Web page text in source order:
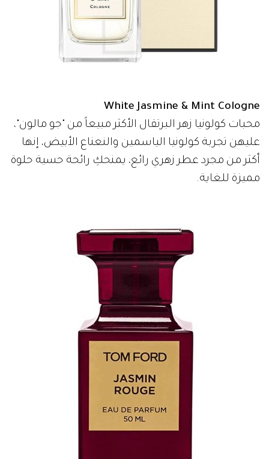
White Jasmine & Mint Cologne
محبات كولونيا زهر البرتقال الأكثر مبيعاً من "جو مالون"،
عليهن تجربة كولونيا الياسمين والنعناع الأبيض، إنها
أكثر من مجرد عطر زهري رائع، يمنحكِ رائحة حسية حلوة
مميزة للغاية.